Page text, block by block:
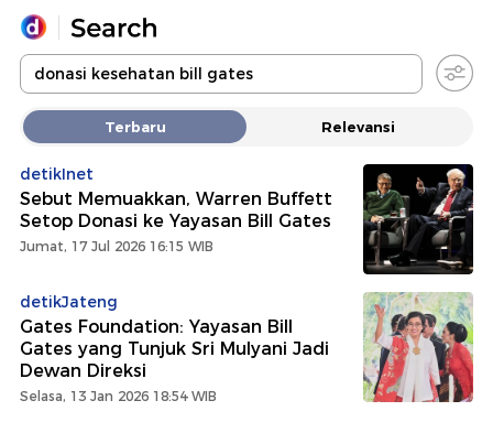
Yang sedang ramai dicari
Loading...
Promoted
Terbaru Relevansi
detikInet
Sebut Memuakkan, Warren Buffett
Setop Donasi ke Yayasan Bill Gates
Jumat, 17 Jul 2026 16:15 WIB
detikJateng
Gates Foundation: Yayasan Bill
Gates yang Tunjuk Sri Mulyani Jadi
Dewan Direksi
Selasa, 13 Jan 2026 18:54 WIB